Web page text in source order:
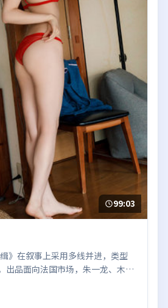
99:03
》在叙事上采用多线并进，类型
出品面向法国市场，朱一龙、木村
饰角色推动关键反转，结尾留白引